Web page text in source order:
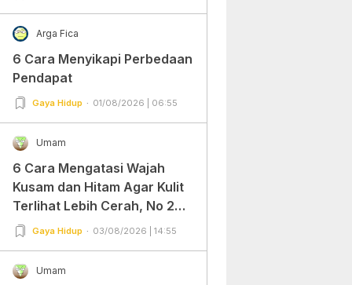
Arga Fica
6 Cara Menyikapi Perbedaan
Pendapat
Gaya Hidup 01/08/2026 | 06:55
Umam
6 Cara Mengatasi Wajah
Kusam dan Hitam Agar Kulit
Terlihat Lebih Cerah, No 2
Gampang Banget dan Mudah
Gaya Hidup 03/08/2026 | 14:55
Umam